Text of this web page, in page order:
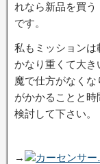
れなら新品を買
です。
私もミッションは
かなり重くて大
魔で仕方がなく
がかかることと
検討して下さい。
→ カーセンサ